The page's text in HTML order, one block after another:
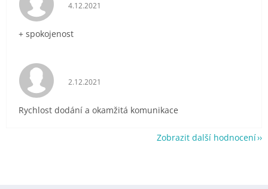
Hodnocení obchodu je 5 z 5 hvězdiček.
4.12.2021
+ spokojenost
Hodnocení obchodu je 5 z 5 hvězdiček.
2.12.2021
Rychlost dodání a okamžitá komunikace
Zobrazit další hodnocení